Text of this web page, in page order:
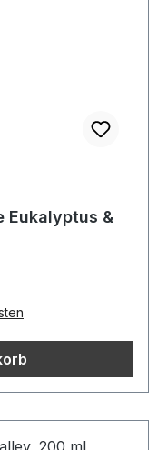
Eukalyptus &